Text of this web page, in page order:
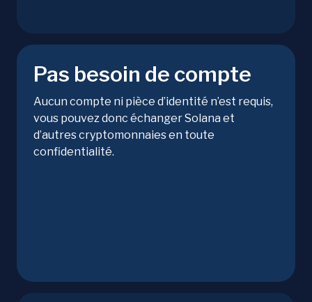
Pas besoin de compte
Aucun compte ni pièce d’identité n’est requis,
vous pouvez donc échanger Solana et
d’autres cryptomonnaies en toute
confidentialité.